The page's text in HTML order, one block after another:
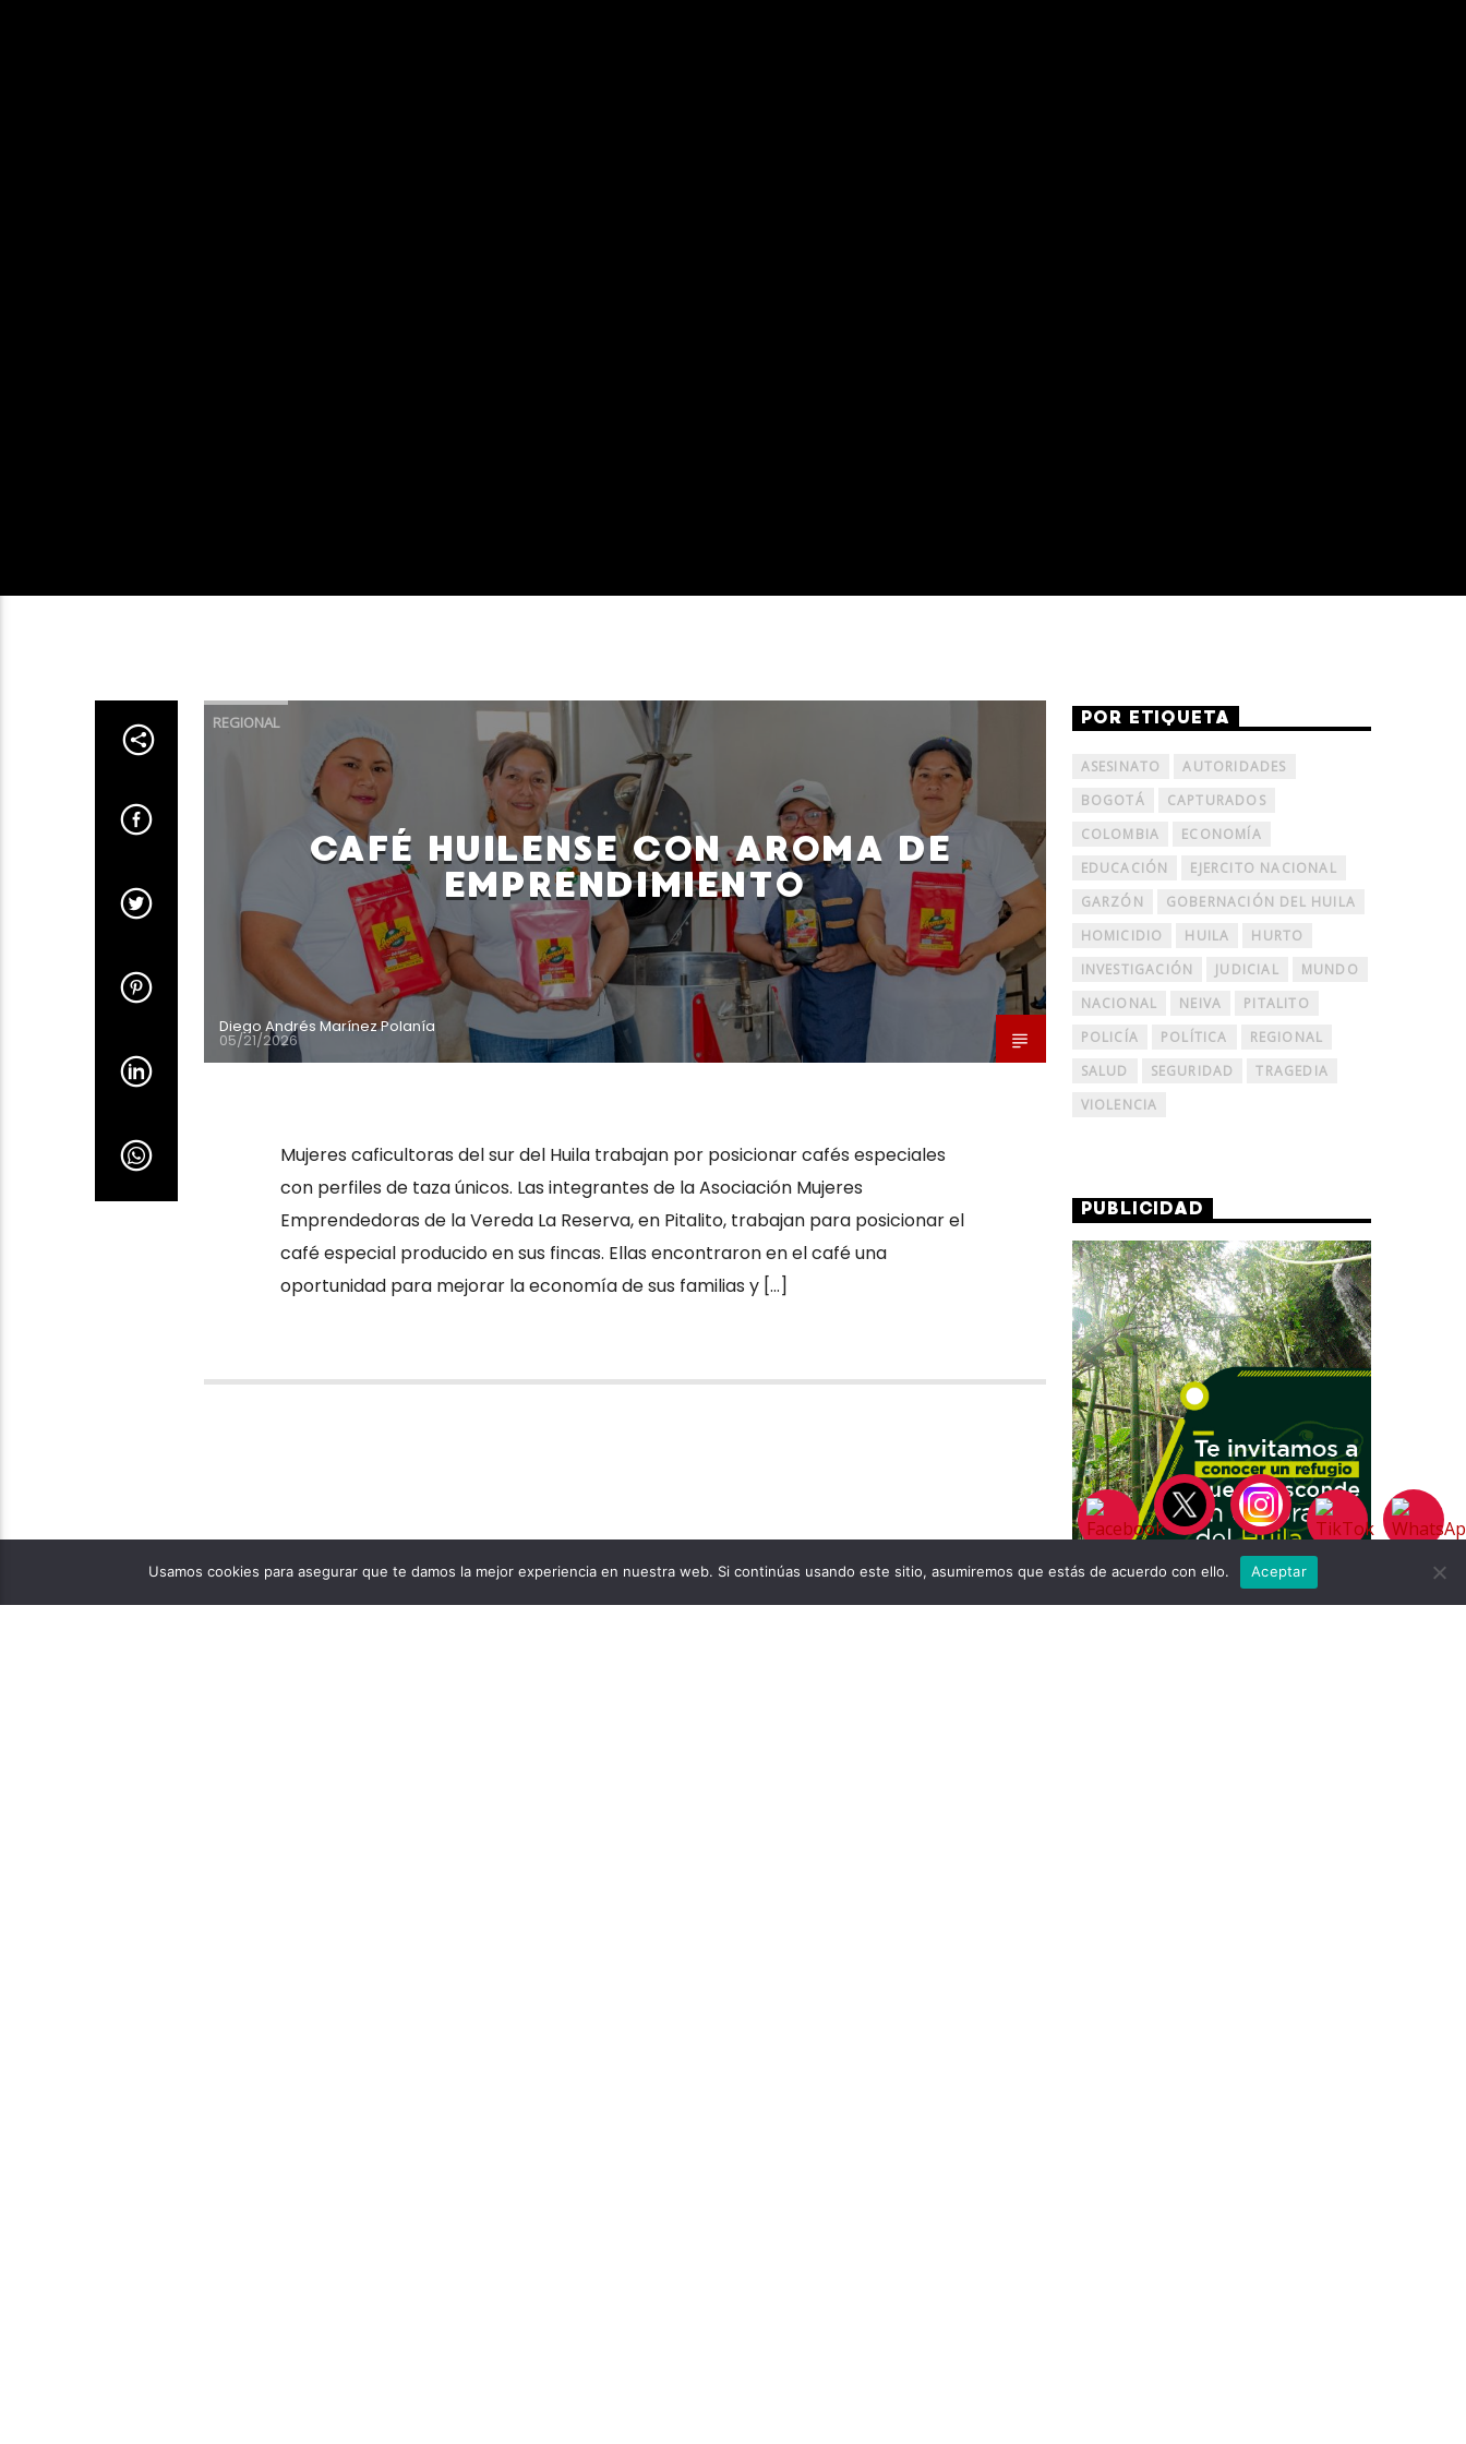
REGIONAL
CAFÉ HUILENSE CON AROMA DE
EMPRENDIMIENTO
Diego Andrés Marínez Polanía
05/21/2026
Mujeres caficultoras del sur del Huila trabajan por posicionar cafés especiales
con perfiles de taza únicos. Las integrantes de la Asociación Mujeres
Emprendedoras de la Vereda La Reserva, en Pitalito, trabajan para posicionar el
café especial producido en sus fincas. Ellas encontraron en el café una
oportunidad para mejorar la economía de sus familias y […]
POR ETIQUETA
ASESINATO
AUTORIDADES
BOGOTÁ
CAPTURADOS
COLOMBIA
ECONOMÍA
EDUCACIÓN
EJERCITO NACIONAL
GARZÓN
GOBERNACIÓN DEL HUILA
HOMICIDIO
HUILA
HURTO
INVESTIGACIÓN
JUDICIAL
MUNDO
NACIONAL
NEIVA
PITALITO
POLICÍA
POLÍTICA
REGIONAL
SALUD
SEGURIDAD
TRAGEDIA
VIOLENCIA
PUBLICIDAD
Usamos cookies para asegurar que te damos la mejor experiencia en nuestra web. Si continúas usando este sitio, asumiremos que estás de acuerdo con ello. Aceptar